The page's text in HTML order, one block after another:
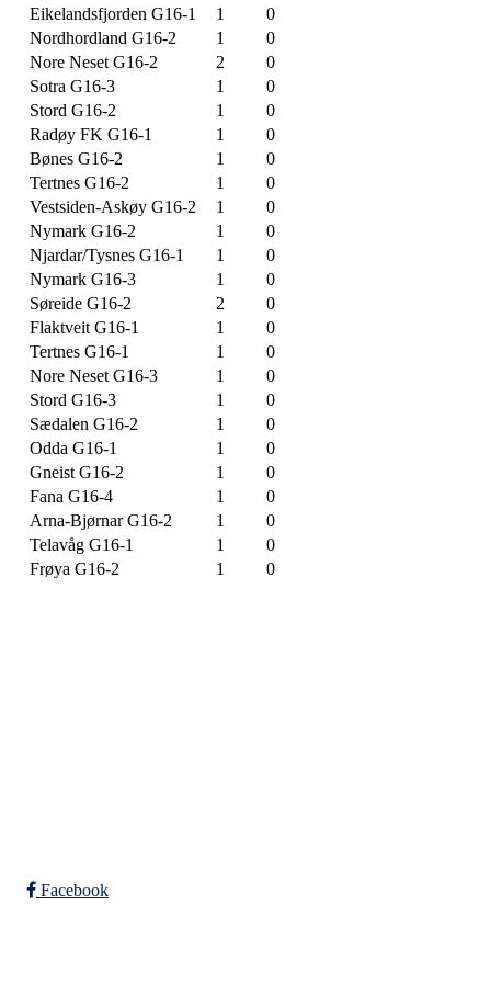
Eikelandsfjorden G16-1
1
0
Nordhordland G16-2
1
0
Nore Neset G16-2
2
0
Sotra G16-3
1
0
Stord G16-2
1
0
Radøy FK G16-1
1
0
Bønes G16-2
1
0
Tertnes G16-2
1
0
Vestsiden-Askøy G16-2
1
0
Nymark G16-2
1
0
Njardar/Tysnes G16-1
1
0
Nymark G16-3
1
0
Søreide G16-2
2
0
Flaktveit G16-1
1
0
Tertnes G16-1
1
0
Nore Neset G16-3
1
0
Stord G16-3
1
0
Sædalen G16-2
1
0
Odda G16-1
1
0
Gneist G16-2
1
0
Fana G16-4
1
0
Arna-Bjørnar G16-2
1
0
Telavåg G16-1
1
0
Frøya G16-2
1 0
Facebook